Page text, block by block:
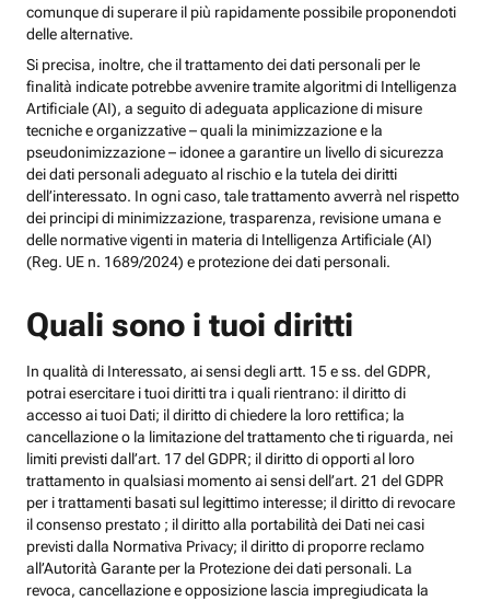
comunque di superare il più rapidamente possibile proponendoti
delle alternative.
Si precisa, inoltre, che il trattamento dei dati personali per le
finalità indicate potrebbe avvenire tramite algoritmi di Intelligenza
Artificiale (AI), a seguito di adeguata applicazione di misure
tecniche e organizzative – quali la minimizzazione e la
pseudonimizzazione – idonee a garantire un livello di sicurezza
dei dati personali adeguato al rischio e la tutela dei diritti
dell’interessato. In ogni caso, tale trattamento avverrà nel rispetto
dei principi di minimizzazione, trasparenza, revisione umana e
delle normative vigenti in materia di Intelligenza Artificiale (AI)
(Reg. UE n. 1689/2024) e protezione dei dati personali.
Quali sono i tuoi diritti
In qualità di Interessato, ai sensi degli artt. 15 e ss. del GDPR,
potrai esercitare i tuoi diritti tra i quali rientrano: il diritto di
accesso ai tuoi Dati; il diritto di chiedere la loro rettifica; la
cancellazione o la limitazione del trattamento che ti riguarda, nei
limiti previsti dall’art. 17 del GDPR; il diritto di opporti al loro
trattamento in qualsiasi momento ai sensi dell’art. 21 del GDPR
per i trattamenti basati sul legittimo interesse; il diritto di revocare
il consenso prestato ; il diritto alla portabilità dei Dati nei casi
previsti dalla Normativa Privacy; il diritto di proporre reclamo
all’Autorità Garante per la Protezione dei dati personali. La
revoca, cancellazione e opposizione lascia impregiudicata la